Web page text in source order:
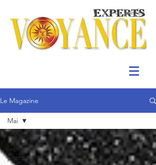
Le Magazine
Tous
les
posts
Mai